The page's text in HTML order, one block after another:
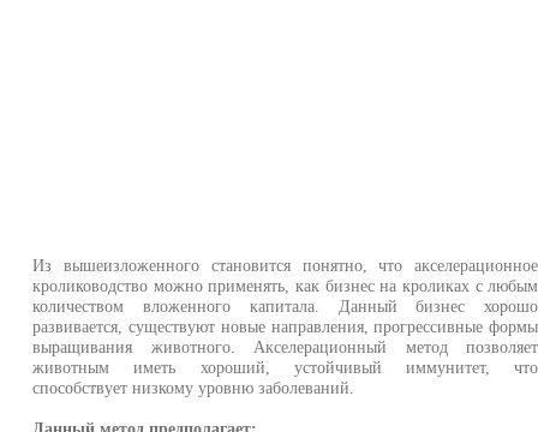
Из вышеизложенного становится понятно, что акселерационное
кролиководство можно применять, как бизнес на кроликах с любым
количеством вложенного капитала. Данный бизнес хорошо
развивается, существуют новые направления, прогрессивные формы
выращивания животного. Акселерационный метод позволяет
животным иметь хороший, устойчивый иммунитет, что
способствует низкому уровню заболеваний.